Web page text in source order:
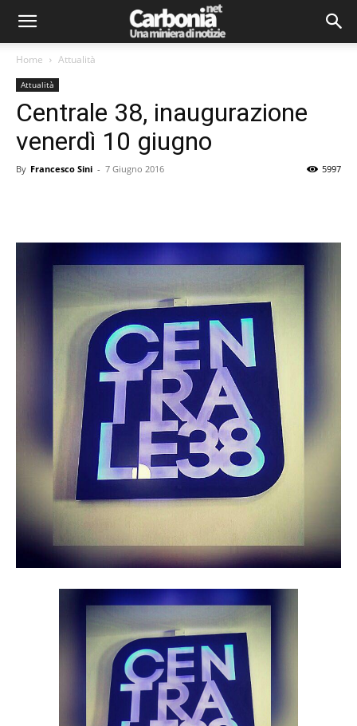
Home Attualità
Attualità
Centrale 38, inaugurazione
venerdì 10 giugno
By Francesco Sini - 7 Giugno 2016 5997